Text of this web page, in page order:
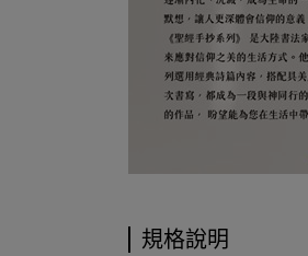
規格說明